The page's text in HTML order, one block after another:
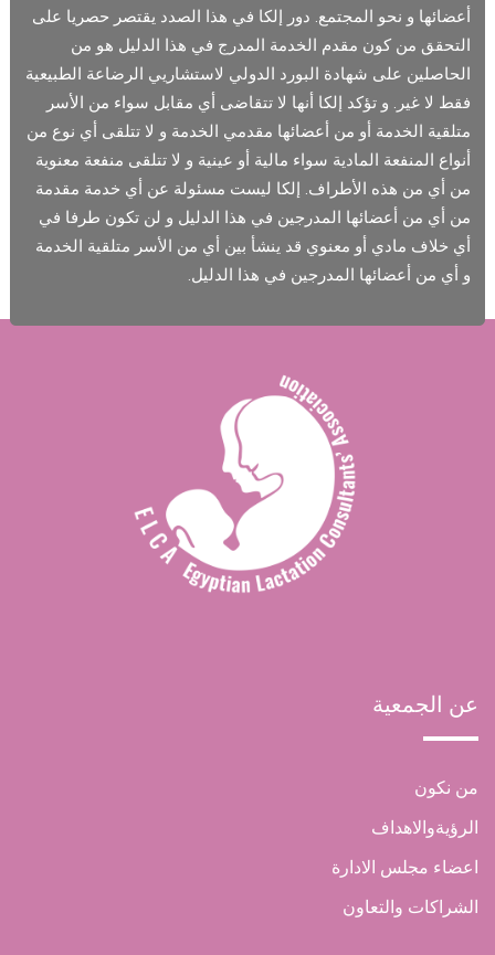
أعضائها و نحو المجتمع. دور إلكا في هذا الصدد يقتصر حصريا على
التحقق من كون مقدم الخدمة المدرج في هذا الدليل هو من
الحاصلين على شهادة البورد الدولي لاستشاريي الرضاعة الطبيعية
فقط لا غير. و تؤكد إلكا أنها لا تتقاضى أي مقابل سواء من الأسر
متلقية الخدمة أو من أعضائها مقدمي الخدمة و لا تتلقى أي نوع من
أنواع المنفعة المادية سواء مالية أو عينية و لا تتلقى منفعة معنوية
من أي من هذه الأطراف. إلكا ليست مسئولة عن أي خدمة مقدمة
من أي من أعضائها المدرجين في هذا الدليل و لن تكون طرفا في
أي خلاف مادي أو معنوي قد ينشأ بين أي من الأسر متلقية الخدمة
و أي من أعضائها المدرجين في هذا الدليل.
عن الجمعية
من نكون
الرؤيةوالاهداف
اعضاء مجلس الادارة
الشراكات والتعاون